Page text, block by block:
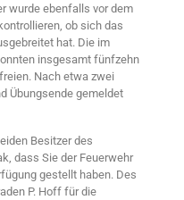
wurde ebenfalls vor dem
ob sich das
hat. Die im
insgesamt fünfzehn
Nach etwa zwei
Übungsende gemeldet
Besitzer des
dass Sie der Feuerwehr
gestellt haben. Des
P. Hoff für die